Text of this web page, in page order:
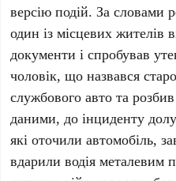
версію подій. За словами
один із місцевих жителів
документи і спробував
чоловік, що назвався
службового авто та
даними, до інциденту
які оточили автомобіль,
вдарили водія металевим